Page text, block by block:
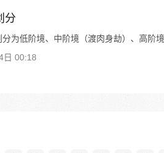
分
分为低阶境、中阶境（渡肉身劫）、高阶
日 00:18